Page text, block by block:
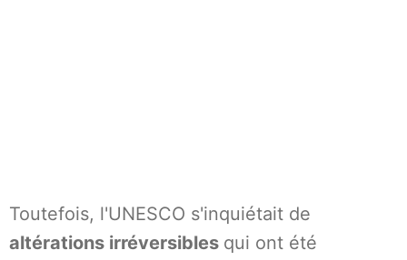
Toutefois, l'UNESCO s'inquiétait de
altérations irréversibles qui ont été